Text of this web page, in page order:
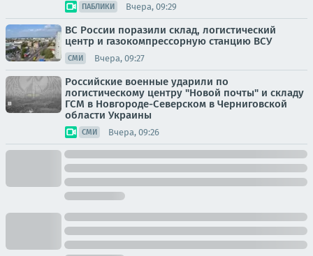
ПАБЛИКИ Вчера, 09:29
ВС России поразили склад, логистический
центр и газокомпрессорную станцию ВСУ
СМИ Вчера, 09:27
Российские военные ударили по
логистическому центру "Новой почты" и складу
ГСМ в Новгороде-Северском в Черниговской
области Украины
СМИ Вчера, 09:26